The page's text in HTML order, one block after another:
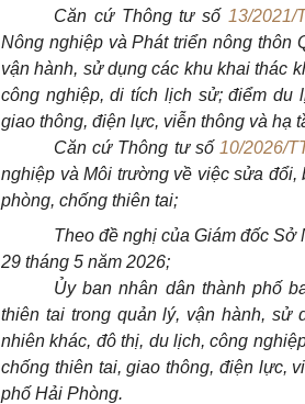
Căn cứ Thông tư số 13/2021/
Nông nghiệp và Phát triển nông thôn
vận hành, sử dụng các khu khai thác
công nghiệp, di tích lịch sử; điểm du
giao thông, điện lực, viễn thông và hạ
Căn cứ Thông tư số 10/2026/
nghiệp và Môi trường về việc sửa
phòng, chống thiên tai;
Theo đề nghị của Giám đốc
29 tháng 5 năm 2026;
Ủy ban nhân dân thành phố
thiên tai trong quản lý, vận hành, sử
nhiên khác, đô thị, du lịch, công
chống thiên tai, giao thông, điện lực,
phố Hải Phòng.